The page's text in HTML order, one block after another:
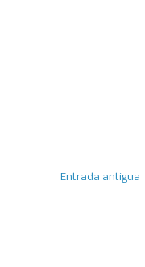
Entrada antigua